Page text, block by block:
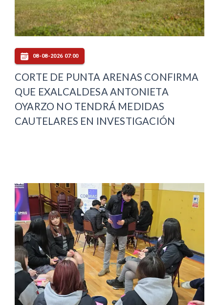
08-08-2026 07:00
CORTE DE PUNTA ARENAS CONFIRMA
QUE EXALCALDESA ANTONIETA
OYARZO NO TENDRÁ MEDIDAS
CAUTELARES EN INVESTIGACIÓN